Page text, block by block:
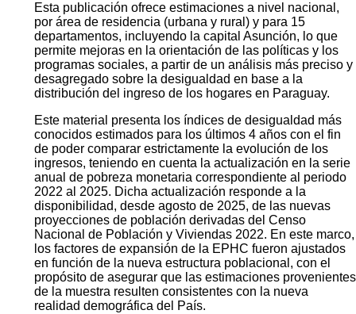
Esta publicación ofrece estimaciones a nivel nacional,
por área de residencia (urbana y rural) y para 15
departamentos, incluyendo la capital Asunción, lo que
permite mejoras en la orientación de las políticas y los
programas sociales, a partir de un análisis más preciso y
desagregado sobre la desigualdad en base a la
distribución del ingreso de los hogares en Paraguay.
Este material presenta los índices de desigualdad más
conocidos estimados para los últimos 4 años con el fin
de poder comparar estrictamente la evolución de los
ingresos, teniendo en cuenta la actualización en la serie
anual de pobreza monetaria correspondiente al periodo
2022 al 2025. Dicha actualización responde a la
disponibilidad, desde agosto de 2025, de las nuevas
proyecciones de población derivadas del Censo
Nacional de Población y Viviendas 2022. En este marco,
los factores de expansión de la EPHC fueron ajustados
en función de la nueva estructura poblacional, con el
propósito de asegurar que las estimaciones provenientes
de la muestra resulten consistentes con la nueva
realidad demográfica del País.